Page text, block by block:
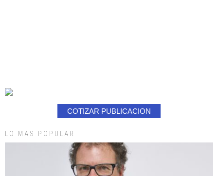
COTIZAR PUBLICACION
LO MAS POPULAR